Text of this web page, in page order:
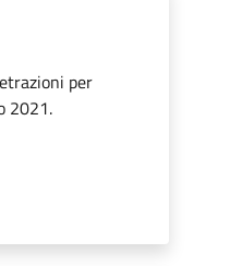
per
2021.